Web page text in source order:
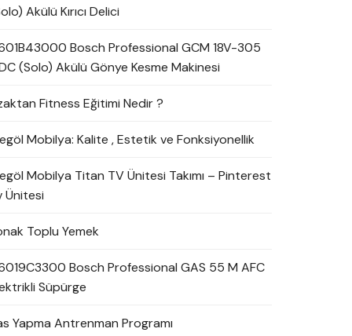
Akülü Kırıcı Delici
Bosch Professional GCM 18V-305
(Solo) Akülü Gönye Kesme Makinesi
Fitness Eğitimi Nedir ?
Mobilya: Kalite , Estetik ve Fonksiyonellik
Mobilya Titan TV Ünitesi Takımı – Pinterest
Ünitesi
Toplu Yemek
Bosch Professional GAS 55 M AFC
Süpürge
Yapma Antrenman Programı